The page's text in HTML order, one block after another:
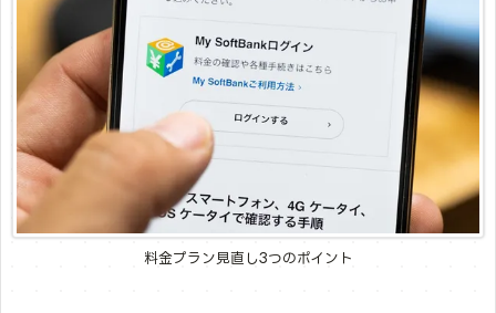
料金プラン見直し3つのポイント